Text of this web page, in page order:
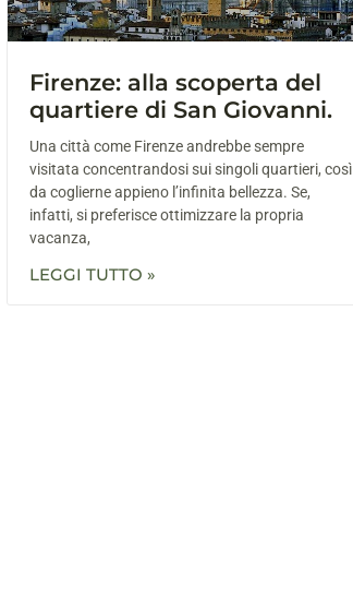
Firenze: alla scoperta del
quartiere di San Giovanni.
Una città come Firenze andrebbe sempre
visitata concentrandosi sui singoli quartieri, così
da coglierne appieno l’infinita bellezza. Se,
infatti, si preferisce ottimizzare la propria
vacanza,
LEGGI TUTTO »